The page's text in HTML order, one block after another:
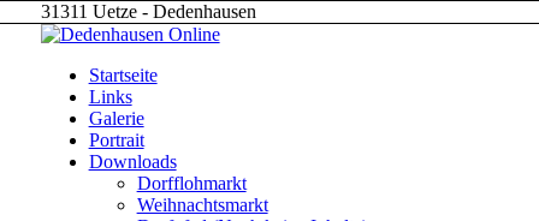
31311 Uetze - Dedenhausen
Startseite
Links
Galerie
Portrait
Downloads
Dorfflohmarkt
Weihnachtsmarkt